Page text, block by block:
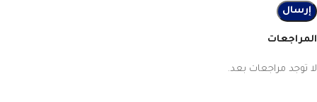
المراجعات
لا توجد مراجعات بعد.